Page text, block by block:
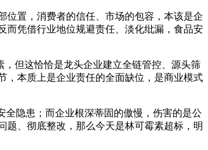
位置，消费者的信任、市场的包容，本该是企
而凭借行业地位规避责任、淡化纰漏，食品安
但这恰恰是龙头企业建立全链管控、源头筛
，本质上是企业责任的全面缺位，是商业模式
全隐患；而企业根深蒂固的傲慢，伤害的是公
题、彻底整改，那么今天是林可霉素超标，明